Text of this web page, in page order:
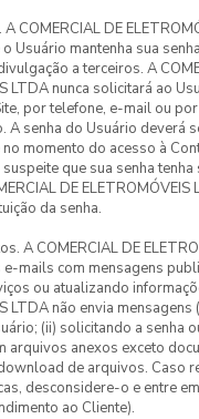
COMERCIAL DE
Usuário mantenha sua
a terceiros. A
LTDA nunca solicitará ao
por telefone, e-mail ou
A senha do Usuário deverá
momento do acesso à
que sua senha
DE ELETROMÓVEIS
da senha.
A COMERCIAL DE
e-mails com mensagens
ou atualizando
LTDA não envia
(ii) solicitando a senha
arquivos anexos exceto
de arquivos. Caso
desconsidere-o e entre
ao Cliente).